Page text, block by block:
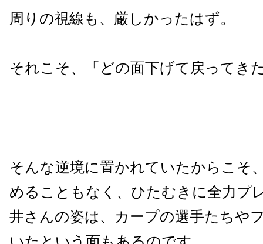
周りの視線も、厳しかったはず。
それこそ、「どの面下げて戻ってき
そんな逆境に置かれていたからこそ
めることもなく、ひたむきに全力プ
井さんの姿は、カープの選手たちや